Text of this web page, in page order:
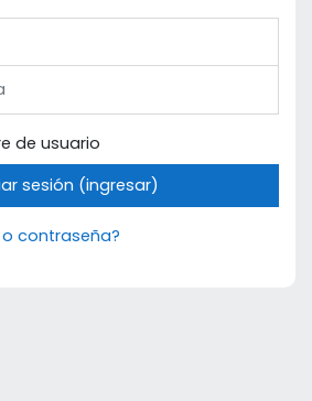
de usuario
sesión (ingresar)
contraseña?